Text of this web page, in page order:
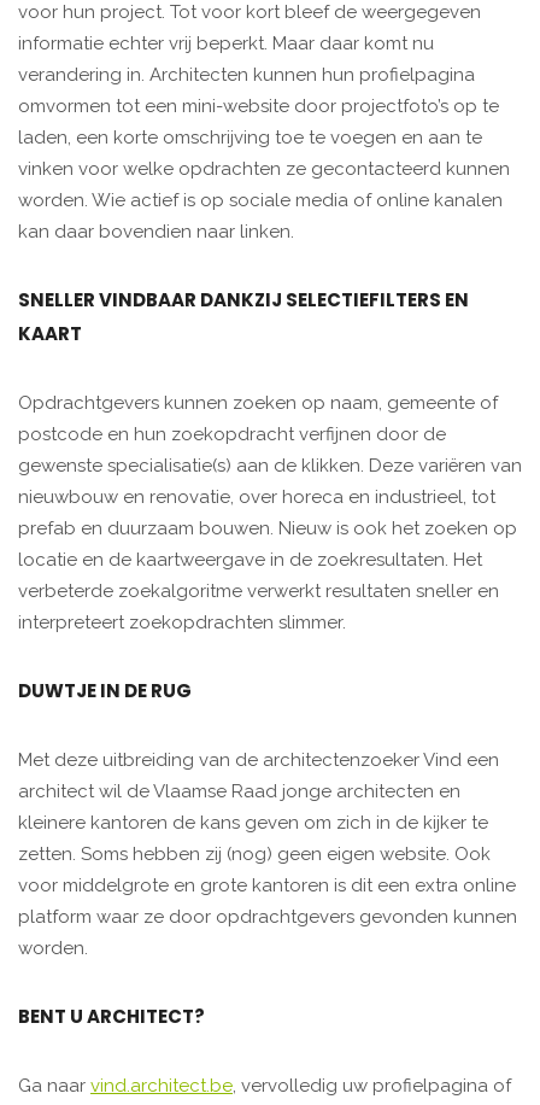
voor hun project. Tot voor kort bleef de weergegeven
informatie echter vrij beperkt. Maar daar komt nu
verandering in. Architecten kunnen hun profielpagina
omvormen tot een mini-website door projectfoto’s op te
laden, een korte omschrijving toe te voegen en aan te
vinken voor welke opdrachten ze gecontacteerd kunnen
worden. Wie actief is op sociale media of online kanalen
kan daar bovendien naar linken.
SNELLER VINDBAAR DANKZIJ SELECTIEFILTERS EN
KAART
Opdrachtgevers kunnen zoeken op naam, gemeente of
postcode en hun zoekopdracht verfijnen door de
gewenste specialisatie(s) aan de klikken. Deze variëren van
nieuwbouw en renovatie, over horeca en industrieel, tot
prefab en duurzaam bouwen. Nieuw is ook het zoeken op
locatie en de kaartweergave in de zoekresultaten. Het
verbeterde zoekalgoritme verwerkt resultaten sneller en
interpreteert zoekopdrachten slimmer.
DUWTJE IN DE RUG
Met deze uitbreiding van de architectenzoeker Vind een
architect wil de Vlaamse Raad jonge architecten en
kleinere kantoren de kans geven om zich in de kijker te
zetten. Soms hebben zij (nog) geen eigen website. Ook
voor middelgrote en grote kantoren is dit een extra online
platform waar ze door opdrachtgevers gevonden kunnen
worden.
BENT U ARCHITECT?
Ga naar vind.architect.be, vervolledig uw profielpagina of